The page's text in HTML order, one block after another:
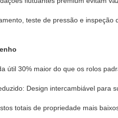
teste de pressão e inspeção
útil 30% maior do que os rolos
Design intercambiável para
totais de propriedade mais